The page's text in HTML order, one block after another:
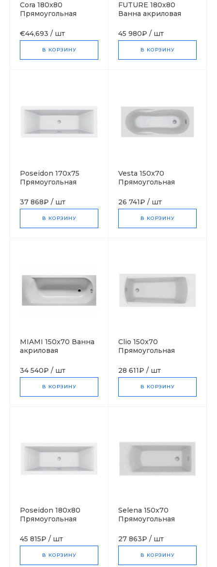
Cora 180x80
Прямоугольная
(Польша)
€44,693 / шт
В КОРЗИНУ
FUTURE 180x80
Ванна акриловая
Чехия
45 980₽ / шт
В КОРЗИНУ
Poseidon 170x75
Прямоугольная
(Польша)
37 868₽ / шт
В КОРЗИНУ
Vesta 150x70
Прямоугольная
(Польша)
26 741₽ / шт
В КОРЗИНУ
MIAMI 150x70 Ванна
акриловая
Чехия
34 540₽ / шт
В КОРЗИНУ
Clio 150x70
Прямоугольная
(Польша)
28 611₽ / шт
В КОРЗИНУ
Poseidon 180x80
Прямоугольная
(Польша)
45 815₽ / шт
В КОРЗИНУ
Selena 150x70
Прямоугольная
(Польша)
27 863₽ / шт
В КОРЗИНУ